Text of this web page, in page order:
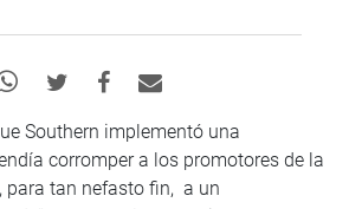
Southern implementó una
corromper a los promotores de la
para tan nefasto fin, a un